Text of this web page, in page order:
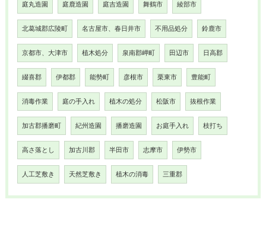
庭丸造園 庭鹿造園 庭吉造園 舞鶴市 綾部市
北葛城郡広陵町 名古屋市、春日井市 不用品処分 鈴鹿市
京都市、大津市 植木処分 泉南郡岬町 田辺市 日高郡
綴喜郡 伊都郡 能勢町 彦根市 栗東市 豊能町
消毒作業 庭の手入れ 植木の処分 松阪市 抜根作業
加古郡播磨町 紀州造園 播磨造園 お庭手入れ 枝打ち
高さ落とし 加古川郡 半田市 志摩市 伊勢市
人工芝敷き 天然芝敷き 植木の消毒 三重郡